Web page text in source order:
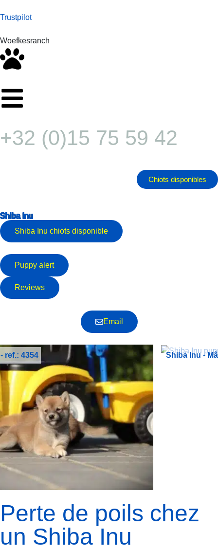
Trustpilot
Woefkesranch
+32 (0)15 75 59 42
Chiots disponibles
Shiba Inu
Shiba Inu chiots disponible
Puppy alert
Reviews
Email
Shiba Inu - Mâle - ref.: 4358
Perte de poils chez
un Shiba Inu